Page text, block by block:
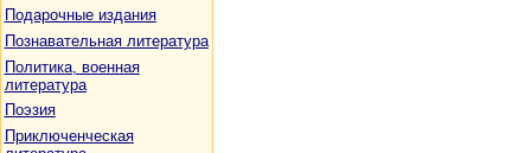
Подарочные издания
Познавательная литература
Политика, военная
литература
Поэзия
Приключенческая